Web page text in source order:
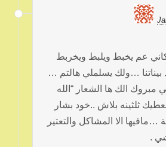
عم يخبط ويلبط ويخربط
…ولك يسلملي هالتم …
مبروك الك ها الشعار “الله
ثلثينه بلاش ..خود بشار
…مافيها الا المشاكل والتعتير
شي .